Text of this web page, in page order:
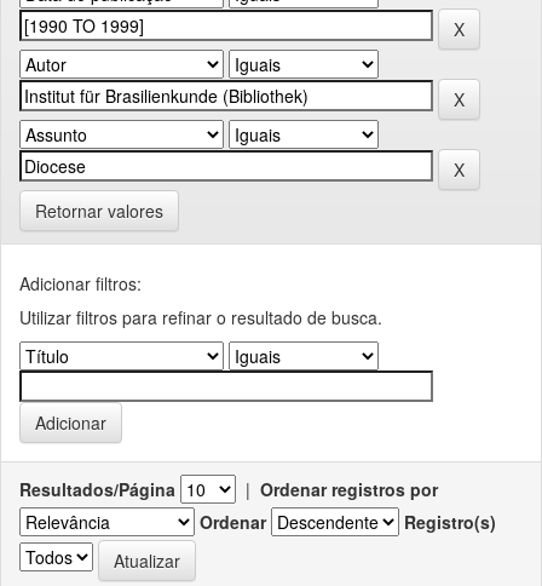
Retornar valores
Adicionar filtros:
Utilizar filtros para refinar o resultado de busca.
Resultados/Página | Ordenar registros por
Ordenar
Registro(s)